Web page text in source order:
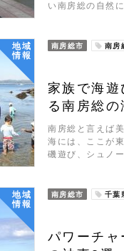
い南房総の自然
地域
情報
南房総市 南房
家族で海
る南房総の
南房総と言えば
海には、ここが
磯遊び、シュノ
地域
情報
南房総市 千葉
パワーチ